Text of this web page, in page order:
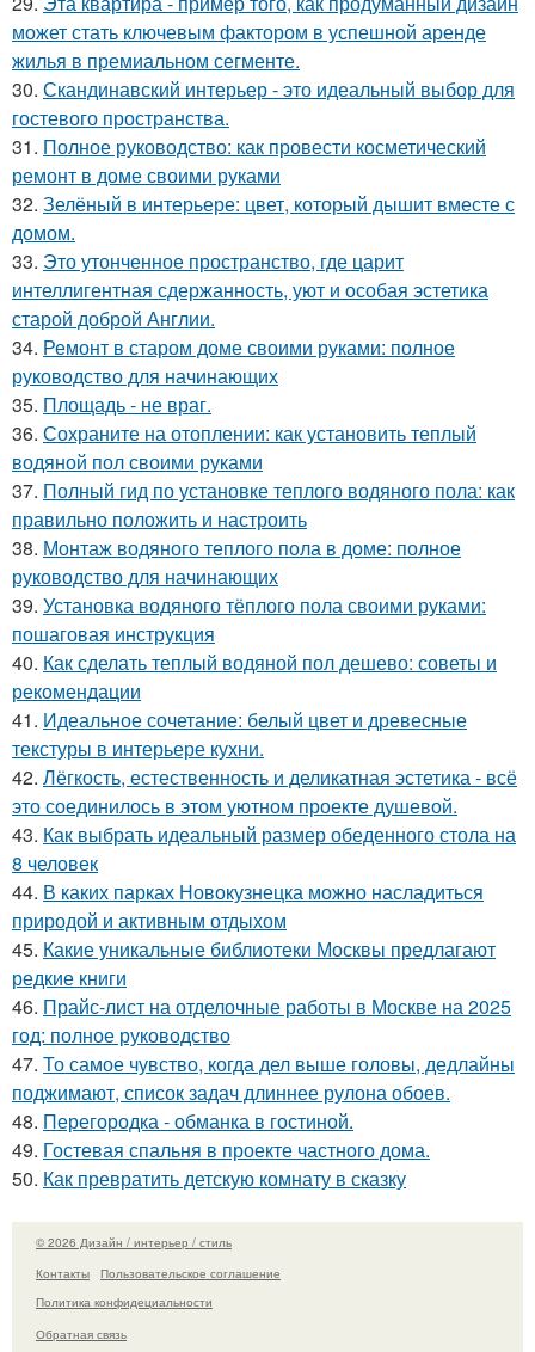
может стать ключевым фактором в успешной аренде
жилья в премиальном сегменте.
30. Скандинавский интерьер - это идеальный выбор для
гостевого пространства.
31. Полное руководство: как провести косметический
ремонт в доме своими руками
32. Зелёный в интерьере: цвет, который дышит вместе с
домом.
33. Это утонченное пространство, где царит
интеллигентная сдержанность, уют и особая эстетика
старой доброй Англии.
34. Ремонт в старом доме своими руками: полное
руководство для начинающих
35. Площадь - не враг.
36. Сохраните на отоплении: как установить теплый
водяной пол своими руками
37. Полный гид по установке теплого водяного пола: как
правильно положить и настроить
38. Монтаж водяного теплого пола в доме: полное
руководство для начинающих
39. Установка водяного тёплого пола своими руками:
пошаговая инструкция
40. Как сделать теплый водяной пол дешево: советы и
рекомендации
41. Идеальное сочетание: белый цвет и древесные
текстуры в интерьере кухни.
42. Лёгкость, естественность и деликатная эстетика - всё
это соединилось в этом уютном проекте душевой.
43. Как выбрать идеальный размер обеденного стола на
8 человек
44. В каких парках Новокузнецка можно насладиться
природой и активным отдыхом
45. Какие уникальные библиотеки Москвы предлагают
редкие книги
46. Прайс-лист на отделочные работы в Москве на 2025
год: полное руководство
47. То самое чувство, когда дел выше головы, дедлайны
поджимают, список задач длиннее рулона обоев.
48. Перегородка - обманка в гостиной.
49. Гостевая спальня в проекте частного дома.
50. Как превратить детскую комнату в сказку
© 2026 Дизайн / интерьер / стиль
Контакты
Пользовательское соглашение
Политика конфидециальности
Обратная связь